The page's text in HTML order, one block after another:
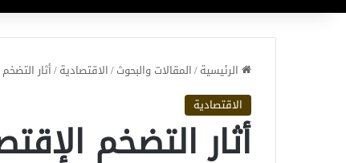
الرئيسية/المقالات والبحوث/الاقتصادية/أثار
الاقتصادية
أثار التضخم